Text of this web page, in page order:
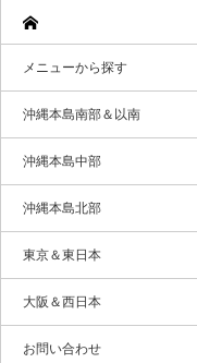
メニューから探す
沖縄本島南部＆以南
沖縄本島中部
沖縄本島北部
東京＆東日本
大阪＆西日本
お問い合わせ